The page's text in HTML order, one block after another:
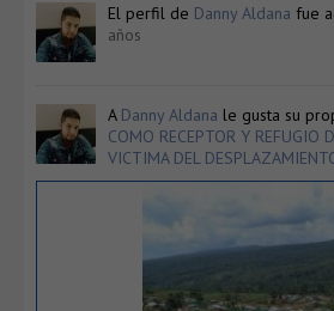
El perfil de Danny Aldana fue
años
A Danny Aldana le gusta su
COMO RECEPTOR Y REFUGIO
VICTIMA DEL